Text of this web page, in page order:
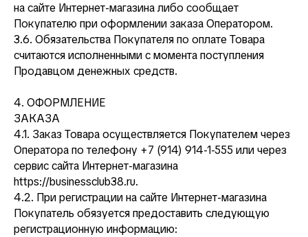
на сайте Интернет-магазина либо сообщает
Покупателю при оформлении заказа Оператором.
3.6. Обязательства Покупателя по оплате Товара
считаются исполненными с момента поступления
Продавцом денежных средств.
4. ОФОРМЛЕНИЕ
ЗАКАЗА
4.1. Заказ Товара осуществляется Покупателем через
Оператора по телефону +7 (914) 914-1-555 или через
сервис сайта Интернет-магазина
https://businessclub38.ru.
4.2. При регистрации на сайте Интернет-магазина
Покупатель обязуется предоставить следующую
регистрационную информацию: